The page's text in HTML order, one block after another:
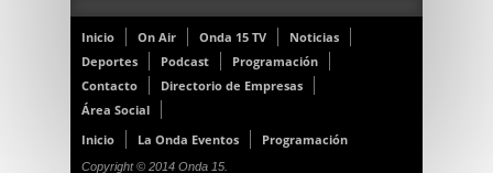
Inicio On Air Onda 15 TV
Noticias
Deportes
Podcast
Programación
Contacto
Directorio de Empresas
Área Social
Inicio
La Onda Eventos Programación
Copyright © 2014 Onda 15.